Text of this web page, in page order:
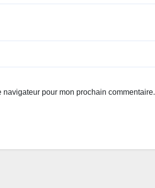
pour mon prochain commentaire.